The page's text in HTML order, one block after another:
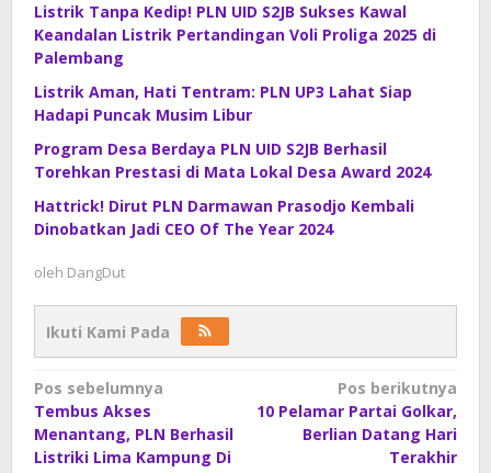
Listrik Tanpa Kedip! PLN UID S2JB Sukses Kawal
Keandalan Listrik Pertandingan Voli Proliga 2025 di
Palembang
Listrik Aman, Hati Tentram: PLN UP3 Lahat Siap
Hadapi Puncak Musim Libur
Program Desa Berdaya PLN UID S2JB Berhasil
Torehkan Prestasi di Mata Lokal Desa Award 2024
Hattrick! Dirut PLN Darmawan Prasodjo Kembali
Dinobatkan Jadi CEO Of The Year 2024
oleh DangDut
Ikuti Kami Pada
Navigasi
pos
Pos sebelumnya
Tembus Akses
Menantang, PLN Berhasil
Listriki Lima Kampung Di
Pos berikutnya
10 Pelamar Partai Golkar,
Berlian Datang Hari
Terakhir